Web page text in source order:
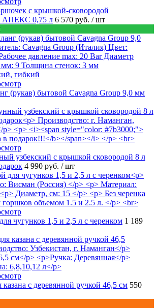
с крышкой-сковородой
АПЕКС 0,75 л 6 570 руб. / шт
(рукав) бытовой Cavagna Group 9,0 мм
узбекский с крышкой сковородой 8 л
4 990 руб. / шт
чугунков 1,5 и 2,5 л с черенком 1 189
с деревянной ручкой 46,5 см 550